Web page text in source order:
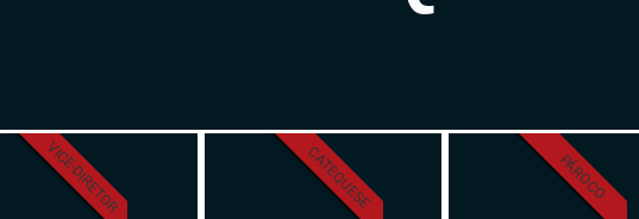
VICE-DIRETOR CATEQUESE PÁROCO